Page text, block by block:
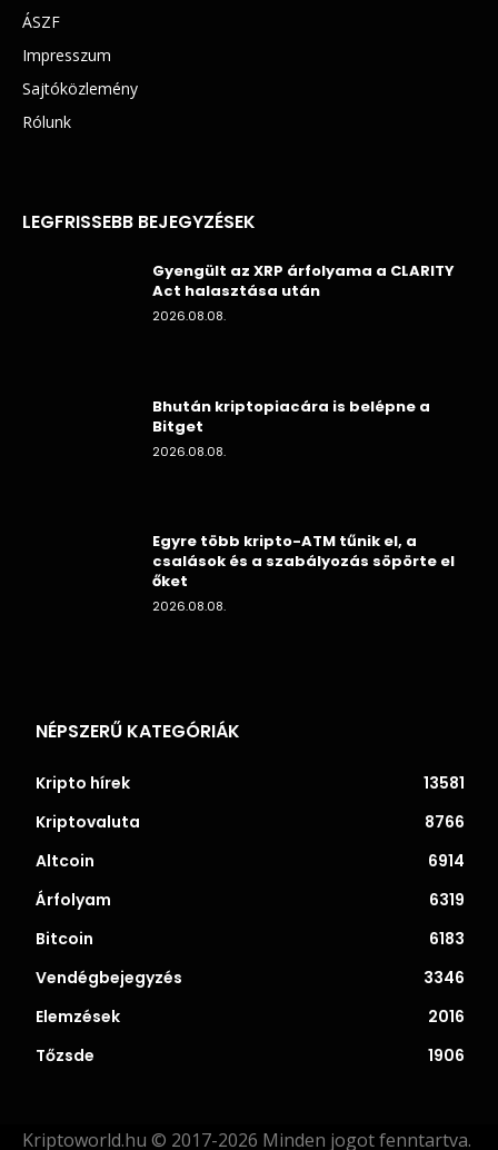
ÁSZF
Impresszum
Sajtóközlemény
Rólunk
LEGFRISSEBB BEJEGYZÉSEK
Gyengült az XRP árfolyama a CLARITY
Act halasztása után
2026.08.08.
Bhután kriptopiacára is belépne a
Bitget
2026.08.08.
Egyre több kripto-ATM tűnik el, a
csalások és a szabályozás söpörte el
őket
2026.08.08.
NÉPSZERŰ KATEGÓRIÁK
Kripto hírek
13581
Kriptovaluta
8766
Altcoin
6914
Árfolyam
6319
Bitcoin
6183
Vendégbejegyzés
3346
Elemzések
2016
Tőzsde
1906
Kriptoworld.hu © 2017-2026 Minden jogot fenntartva.